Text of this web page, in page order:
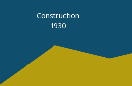
Construction
1930